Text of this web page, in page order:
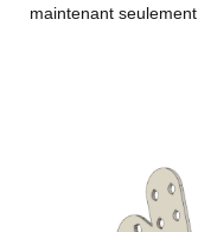
maintenant seulement